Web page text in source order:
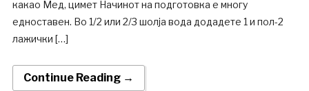
какао Мед, цимет Начинот на подготовка е многу
едноставен. Во 1/2 или 2/3 шолја вода додадете 1 и пол-2
лажички […]
Continue Reading →